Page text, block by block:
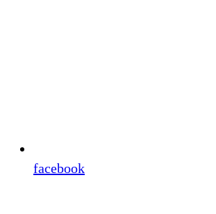
facebook